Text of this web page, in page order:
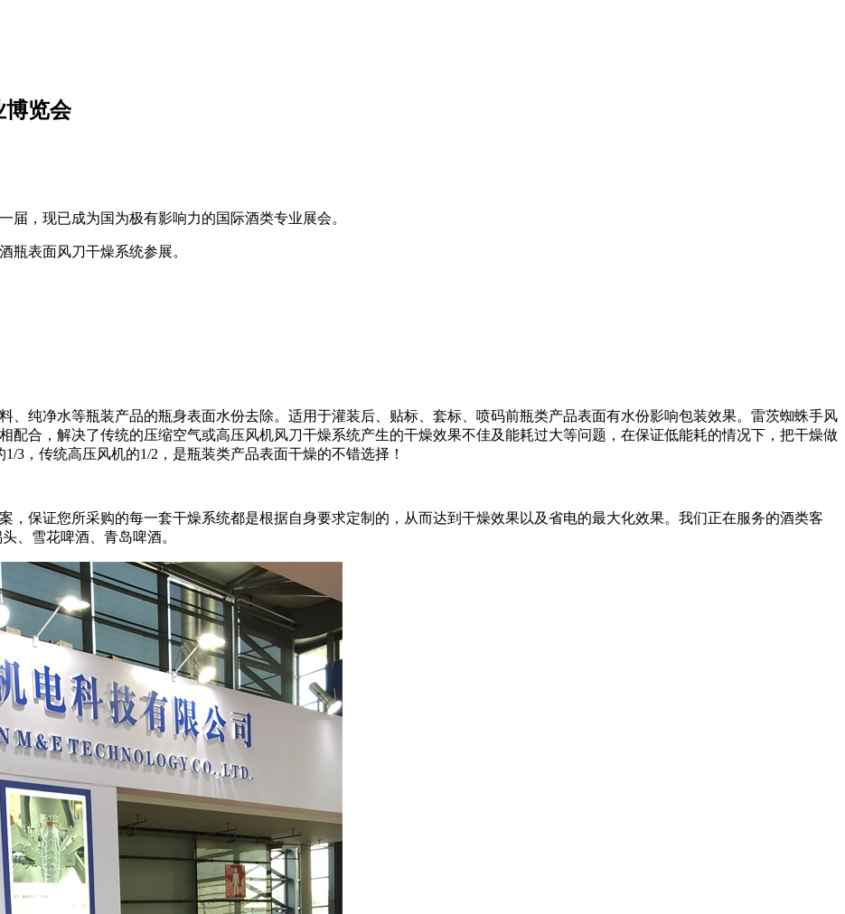
博览会
届，现已成为国为极有影响力的国际酒类专业展会。
瓶表面风刀干燥系统参展。
纯净水等瓶装产品的瓶身表面水份去除。适用于灌装后、贴标、套标、喷码前瓶类产品表面有水份影响包装效果。 雷茨蜘蛛手风
配合，解决了传统的压缩空气或高压风机风刀干燥系统产生的干燥效果不佳及能耗过大等问题，在保证低能耗的情况下，把干燥做
3，传统高压风机的1/2，是瓶装类产品表面干燥的不错选择！
保证您所采购的每一套干燥系统都是根据自身要求定制的，从而达到干燥效果以及省电的最大化效果。 我们正在服务的酒类客
、雪花啤酒、青岛啤酒。